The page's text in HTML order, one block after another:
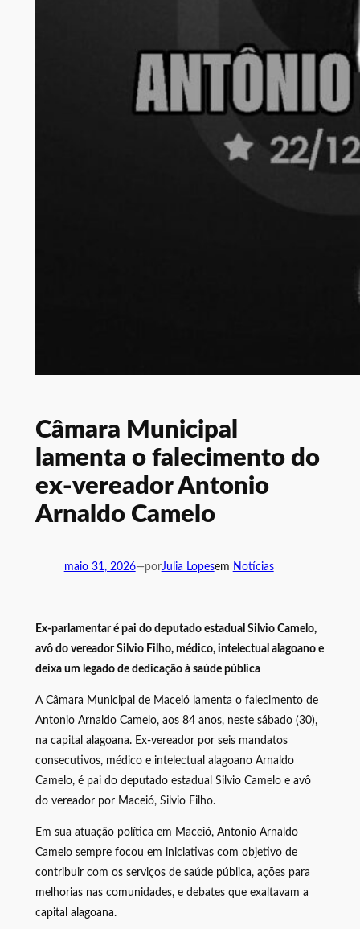
Câmara Municipal
lamenta o falecimento do
ex-vereador Antonio
Arnaldo Camelo
maio 31, 2026—porJulia Lopesem Notícias
Ex-parlamentar é pai do deputado estadual Silvio Camelo,
avô do vereador Silvio Filho, médico, intelectual alagoano e
deixa um legado de dedicação à saúde pública
A Câmara Municipal de Maceió lamenta o falecimento de
Antonio Arnaldo Camelo, aos 84 anos, neste sábado (30),
na capital alagoana. Ex-vereador por seis mandatos
consecutivos, médico e intelectual alagoano Arnaldo
Camelo, é pai do deputado estadual Silvio Camelo e avô
do vereador por Maceió, Silvio Filho.
Em sua atuação política em Maceió, Antonio Arnaldo
Camelo sempre focou em iniciativas com objetivo de
contribuir com os serviços de saúde pública, ações para
melhorias nas comunidades, e debates que exaltavam a
capital alagoana.